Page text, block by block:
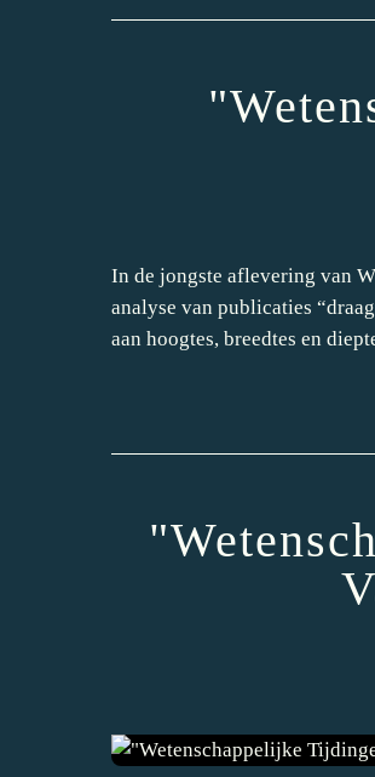
In de jongste aflevering van
analyse van publicaties
aan hoogtes, breedtes en